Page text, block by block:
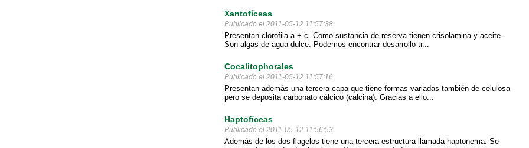
Xantofíceas
Publicado el 2011-05-12 11:57:38
Presentan clorofila a + c. Como sustancia de reserva tienen crisolamina y aceite.
Son algas de agua dulce. Podemos encontrar desarrollo tr...
Cocalitophorales
Publicado el 2011-05-12 11:57:16
Presentan además una tercera capa que tiene formas variadas también de celulosa
pero se deposita carbonato cálcico (calcina). Gracias a ello...
Haptofíceas
Publicado el 2011-05-12 11:56:53
Además de los dos flagelos tiene una tercera estructura llamada haptonema. Se